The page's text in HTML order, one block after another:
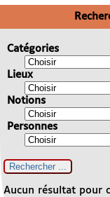
Catégories
Lieux
Notions
Personnes
Aucun résultat pour